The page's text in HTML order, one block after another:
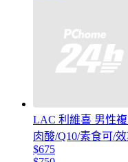
LAC 利維喜 男性
肉酸/Q10/素食可/
$675